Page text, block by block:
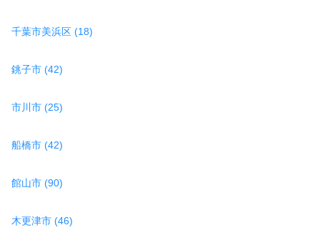
千葉市美浜区 (18)
銚子市 (42)
市川市 (25)
船橋市 (42)
館山市 (90)
木更津市 (46)